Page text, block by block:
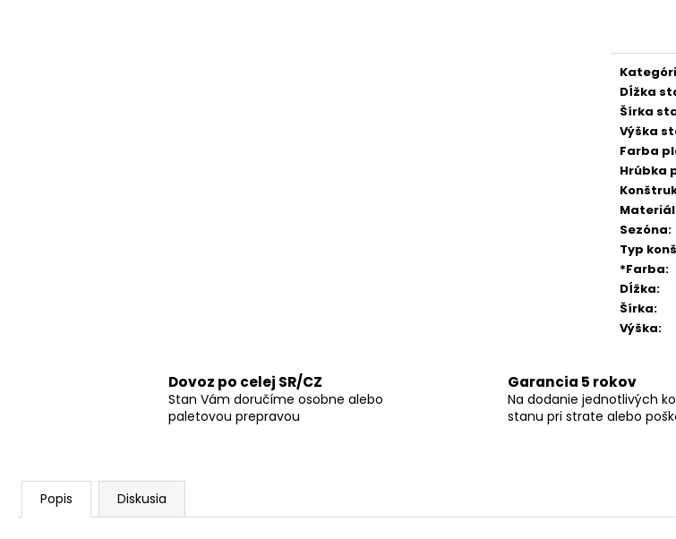
Dĺžka
Šírka
Výška
Farba
Hrúbka
Sezóna:
Typ
*Farba:
Dĺžka:
Šírka:
Výška:
Dovoz po celej SR/CZ
Stan Vám doručíme osobne alebo
paletovou prepravou
Garancia 5 rokov
Na dodanie jednotlivých
stanu pri strate alebo
Popis Diskusia